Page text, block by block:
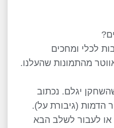
טובות לכלי ומחכים
מהתמונות שהעלנו.
יגלם. נכתוב
הדמות (גיבורת על).
לעבור לשלב הבא